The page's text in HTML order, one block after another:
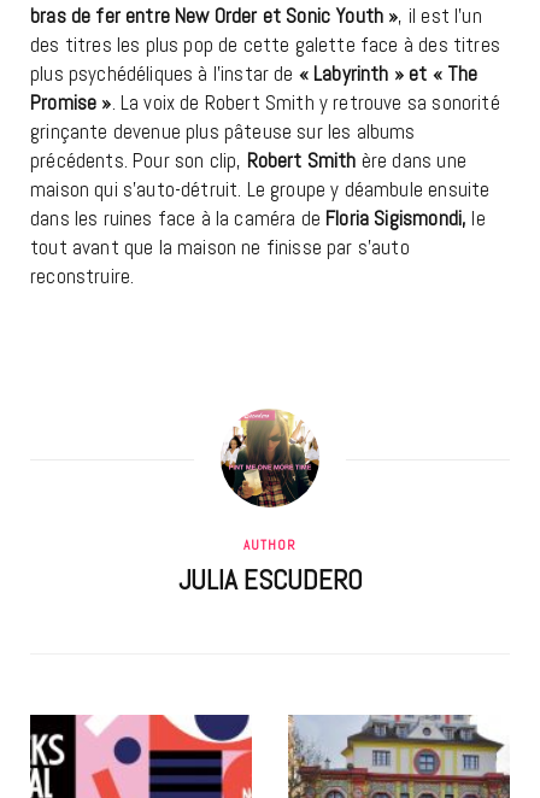
bras de fer entre New Order et Sonic Youth », il est l’un
des titres les plus pop de cette galette face à des titres
plus psychédéliques à l’instar de « Labyrinth » et « The
Promise ». La voix de Robert Smith y retrouve sa sonorité
grinçante devenue plus pâteuse sur les albums
précédents. Pour son clip, Robert Smith ère dans une
maison qui s’auto-détruit. Le groupe y déambule ensuite
dans les ruines face à la caméra de Floria Sigismondi, le
tout avant que la maison ne finisse par s’auto
reconstruire.
AUTHOR
JULIA ESCUDERO